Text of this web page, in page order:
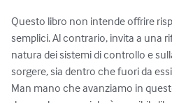
Questo libro non intende offrire
semplici. Al contrario, invita a una
natura dei sistemi di controllo e
sorgere, sia dentro che fuori da
Man mano che avanziamo in